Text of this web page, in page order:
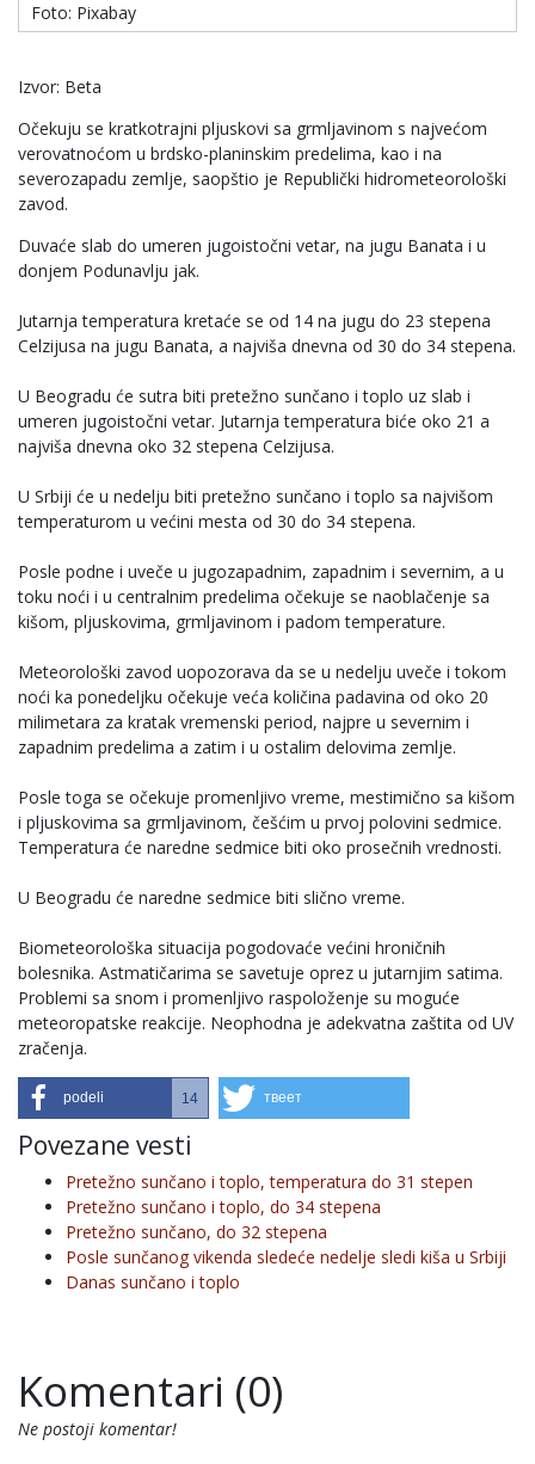
Foto: Pixabay
Izvor: Beta
Očekuju se kratkotrajni pljuskovi sa grmljavinom s najvećom
verovatnoćom u brdsko-planinskim predelima, kao i na
severozapadu zemlje, saopštio je Republički hidrometeorološki
zavod.
Duvaće slab do umeren jugoistočni vetar, na jugu Banata i u
donjem Podunavlju jak.
Jutarnja temperatura kretaće se od 14 na jugu do 23 stepena
Celzijusa na jugu Banata, a najviša dnevna od 30 do 34 stepena.
U Beogradu će sutra biti pretežno sunčano i toplo uz slab i
umeren jugoistočni vetar. Jutarnja temperatura biće oko 21 a
najviša dnevna oko 32 stepena Celzijusa.
U Srbiji će u nedelju biti pretežno sunčano i toplo sa najvišom
temperaturom u većini mesta od 30 do 34 stepena.
Posle podne i uveče u jugozapadnim, zapadnim i severnim, a u
toku noći i u centralnim predelima očekuje se naoblačenje sa
kišom, pljuskovima, grmljavinom i padom temperature.
Meteorološki zavod uopozorava da se u nedelju uveče i tokom
noći ka ponedeljku očekuje veća količina padavina od oko 20
milimetara za kratak vremenski period, najpre u severnim i
zapadnim predelima a zatim i u ostalim delovima zemlje.
Posle toga se očekuje promenljivo vreme, mestimično sa kišom
i pljuskovima sa grmljavinom, češćim u prvoj polovini sedmice.
Temperatura će naredne sedmice biti oko prosečnih vrednosti.
U Beogradu će naredne sedmice biti slično vreme.
Biometeorološka situacija pogodovaće većini hroničnih
bolesnika. Astmatičarima se savetuje oprez u jutarnjim satima.
Problemi sa snom i promenlјivo raspoloženje su moguće
meteoropatske reakcije. Neophodna je adekvatna zaštita od UV
zračenja.
podeli 14 твеет
Povezane vesti
Pretežno sunčano i toplo, temperatura do 31 stepen
Pretežno sunčano i toplo, do 34 stepena
Pretežno sunčano, do 32 stepena
Posle sunčanog vikenda sledeće nedelje sledi kiša u Srbiji
Danas sunčano i toplo
Komentari (0)
Ne postoji komentar!